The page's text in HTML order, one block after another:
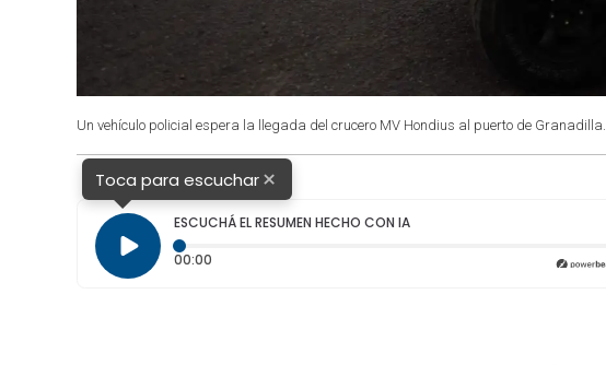
Un vehículo policial espera la llegada del crucero MV Hondius al puerto de Granadilla.
Toca para escuchar×
ESCUCHÁ EL RESUMEN HECHO CON IA
00:00